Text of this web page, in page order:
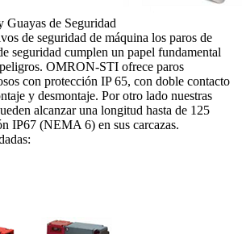
Guayas de Seguridad
de seguridad de máquina los paros de
seguridad cumplen un papel fundamental
OMRON-STI ofrece paros
con protección IP 65, con doble contacto
y desmontaje. Por otro lado nuestras
alcanzar una longitud hasta de 125
IP67 (NEMA 6) en sus carcazas.